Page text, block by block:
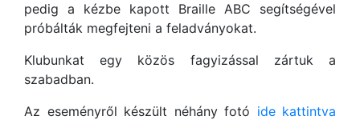
pedig a kézbe kapott Braille ABC segítségével
próbálták megfejteni a feladványokat.
Klubunkat egy közös fagyizással zártuk a
szabadban.
Az eseményről készült néhány fotó ide kattintva